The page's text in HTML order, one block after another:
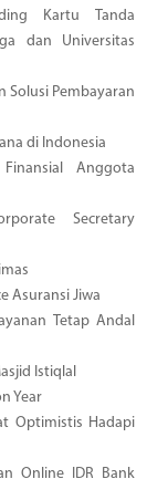
Kartu Tanda
dan Universitas
Solusi Pembayaran
di Indonesia
Anggota
Secretary
Asuransi Jiwa
Tetap Andal
Istiqlal
Year
Optimistis Hadapi
Online IDR Bank